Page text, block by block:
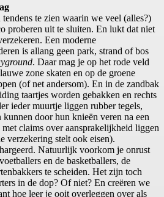
te zien waarin we veel (alles?)
proberen uit te sluiten. En lukt dat niet
Een moderne
is allang geen park, strand of bos
. Daar mag je op het rode veld
zone skaten en op de groene
(of net andersom). En in de zandbak
taartjes worden gebakken en rechts
ieder muurtje liggen rubber tegels,
door hun knieën veren na een
claims over aansprakelijkheid liggen
verzekering stelt ook eisen).
Natuurlijk voorkom je onrust
en de basketballers, de
te scheiden. Het zijn toch
in de dop? Of niet? En creëren we
hoe leer je ooit overleggen over als